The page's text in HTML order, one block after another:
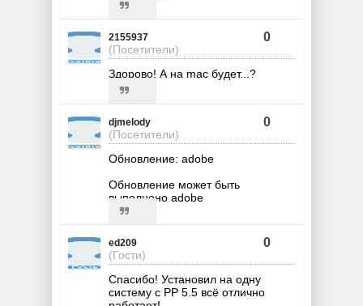
2155937
(Посетители)
0
Здорово! А на mac будет...?
djmelody
(Посетители)
0
Обновление: adobe
Обновление может быть
выполнено adobe
ed209
(Гости)
0
Спасибо! Установил на одну
систему c PP 5.5 всё отлично